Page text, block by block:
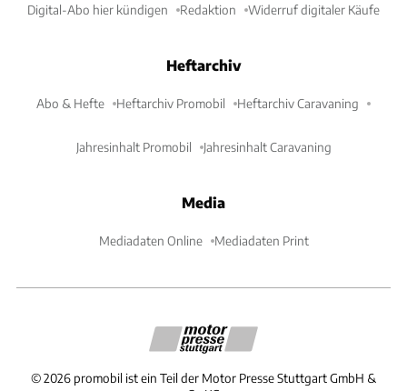
Digital-Abo hier kündigen Redaktion Widerruf digitaler Käufe
Heftarchiv
Abo & Hefte Heftarchiv Promobil Heftarchiv Caravaning
Jahresinhalt Promobil Jahresinhalt Caravaning
Media
Mediadaten Online Mediadaten Print
©2026 promobil ist ein Teil der Motor Presse Stuttgart GmbH &